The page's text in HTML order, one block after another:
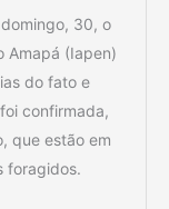
30, o
Amapá (Iapen)
do fato e
confirmada,
que estão em
foragidos.